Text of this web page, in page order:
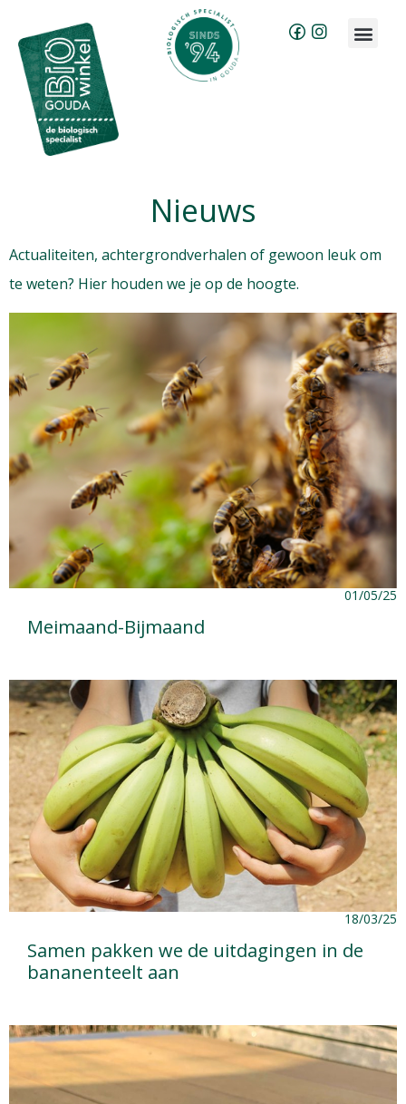
Nieuws
Actualiteiten, achtergrondverhalen of gewoon leuk om
te weten? Hier houden we je op de hoogte.
01/05/25
Meimaand-Bijmaand
18/03/25
Samen pakken we de uitdagingen in de
bananenteelt aan